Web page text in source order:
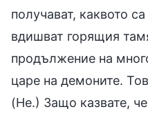
получават, каквото
вдишват горящия
продължение на
царе на демоните.
(Не.) Защо казвате,